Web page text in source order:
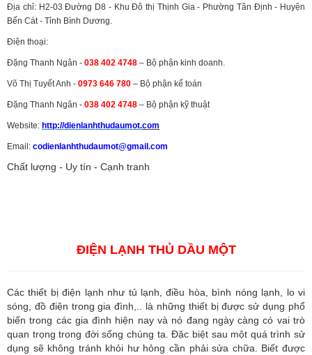
Địa chỉ: H2-03 Đường D8 - Khu Đô thị Thịnh Gia - Phường Tân Định - Huyện
Bến Cát - Tỉnh Bình Dương.
Điện thoại:
Đặng Thanh Ngân - 038 402 4748 – Bộ phận kinh doanh.
Võ Thị Tuyết Anh - 0973 646 780 – Bộ phận kế toán
Đặng Thanh Ngân - 038 402 4748 – Bộ phận kỹ thuật
Website: http://dienlanhthudaumot.com
Email: codienlanhthudaumot@gmail.com
Chất lượng - Uy tín - Cạnh tranh
ĐIỆN LẠNH THỦ DẦU MỘT
Các thiết bị điện lạnh như tủ lạnh, điều hòa, bình nóng lạnh, lo vi
sóng, đồ điện trong gia đình,.. là những thiết bị được sử dụng phổ
biến trong các gia đình hiện nay và nó đang ngày càng có vai trò
quan trọng trong đời sống chúng ta. Đặc biệt sau một quá trình sử
dụng sẽ không tránh khỏi hư hỏng cần phải sửa chữa. Biết được